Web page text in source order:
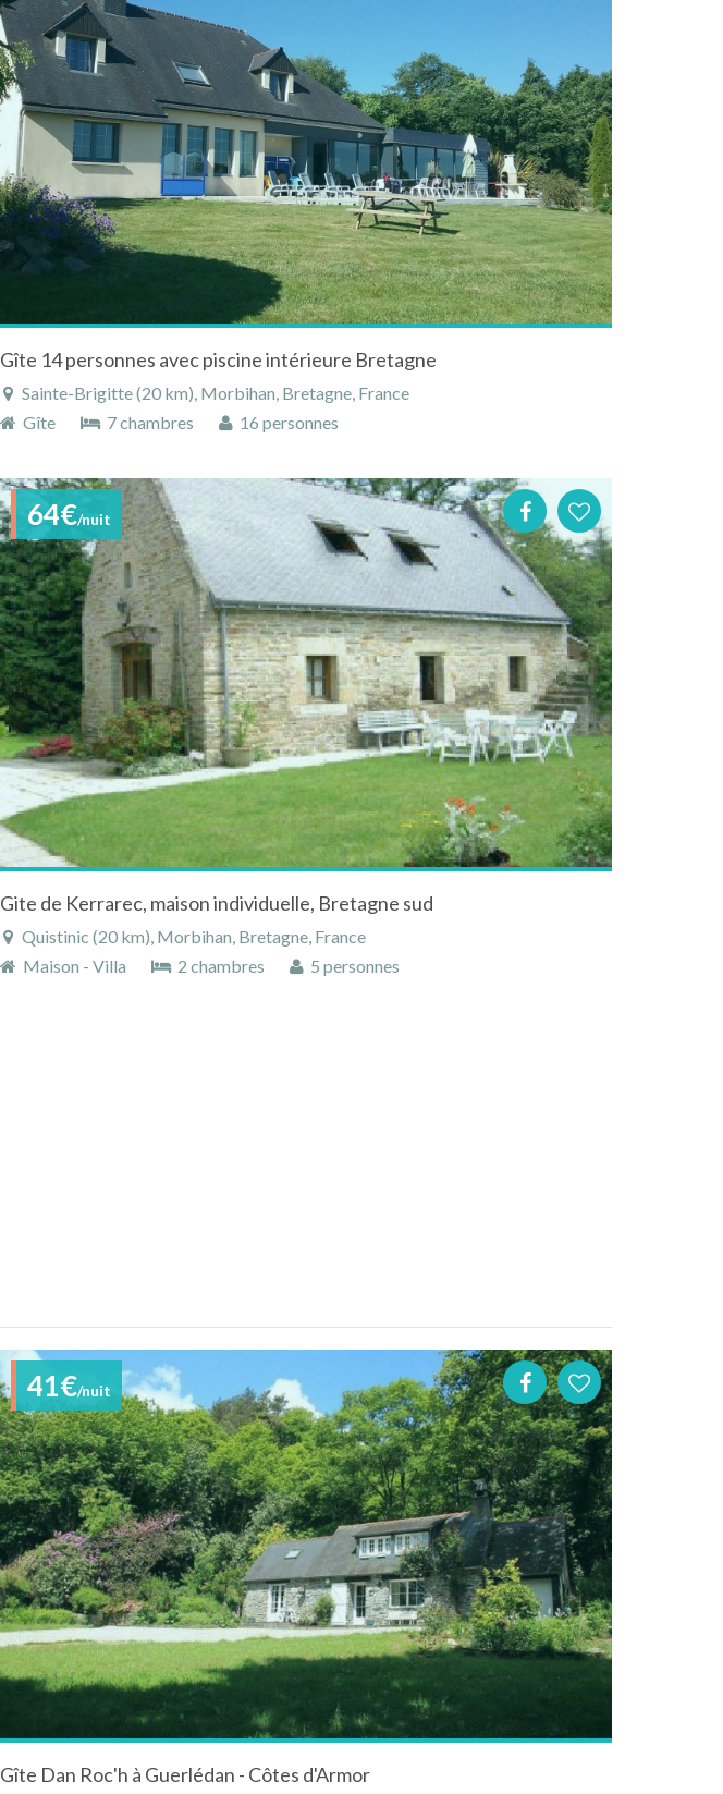
Gîte 14 personnes avec piscine intérieure Bretagne
Sainte-Brigitte (20 km), Morbihan, Bretagne, France
Gîte
7 chambres 16 personnes
64€/nuit
Gite de Kerrarec, maison individuelle, Bretagne sud
Quistinic (20 km), Morbihan, Bretagne, France
Maison - Villa
2 chambres 5 personnes
41€/nuit
Gîte Dan Roc'h à Guerlédan - Côtes d'Armor